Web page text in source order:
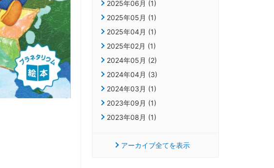
2025年06月 (1)
2025年05月 (1)
2025年04月 (1)
2025年02月 (1)
2024年05月 (2)
2024年04月 (3)
2024年03月 (1)
2023年09月 (1)
2023年08月 (1)
アーカイブ全てを表示